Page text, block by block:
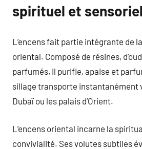
spirituel et sensoriel
L’encens fait partie intégrante de
oriental. Composé de résines,
parfumés, il purifie, apaise et
sillage transporte instantanément
Dubaï ou les palais d’Orient.
L’encens oriental incarne la
convivialité. Ses volutes subtiles